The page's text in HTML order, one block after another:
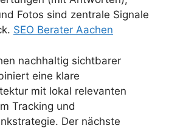
Fotos sind zentrale Signale
SEO Berater Aachen
nachhaltig sichtbarer
eine klare
mit lokal relevanten
Tracking und
Der nächste